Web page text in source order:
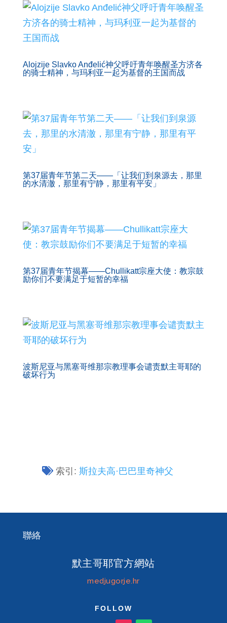
Alojzije Slavko Anđelić神父呼吁青年唤醒圣方济各
的骑士精神，与玛利亚一起为基督的王国而战
第37届青年节第二天——「让我们到泉源去，那里
的水清澈，那里有宁静，那里有平安」
第37届青年节揭幕——Chullikatt宗座大使：教宗鼓
励你们不要满足于短暂的幸福
波斯尼亚与黑塞哥维那宗教理事会谴责默主哥耶的
破坏行为
索引:斯拉夫高·巴巴里奇神父
聯絡
默主哥耶官方網站
medjugorje.hr
FOLLOW